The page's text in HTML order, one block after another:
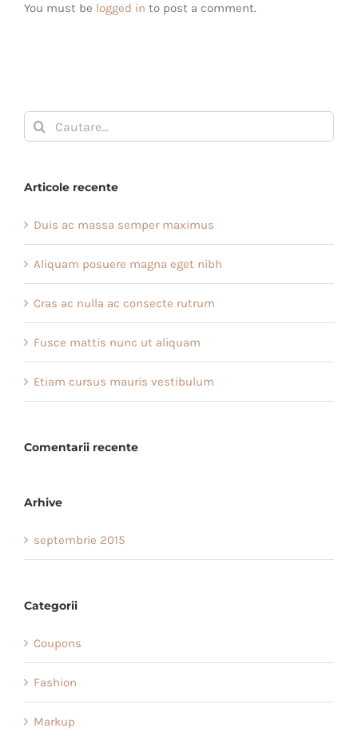
You must be logged in to post a comment.
Cautare...
Articole recente
Duis ac massa semper maximus
Aliquam posuere magna eget nibh
Cras ac nulla ac consecte rutrum
Fusce mattis nunc ut aliquam
Etiam cursus mauris vestibulum
Comentarii recente
Arhive
septembrie 2015
Categorii
Coupons
Fashion
Markup